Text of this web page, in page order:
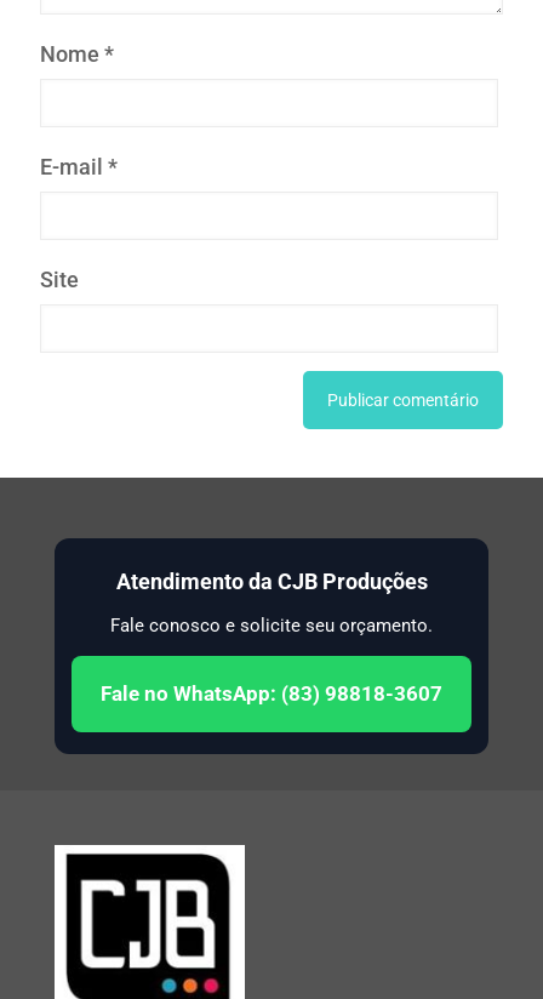
Nome *
E-mail *
Site
Atendimento da CJB Produções
Fale conosco e solicite seu orçamento.
Fale no WhatsApp: (83) 98818-3607